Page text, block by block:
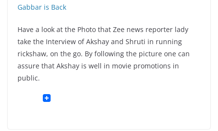
Gabbar is Back
Have a look at the Photo that Zee news reporter lady
take the Interview of Akshay and Shruti in running
rickshaw, on the go. By following the picture one can
assure that Akshay is well in movie promotions in
public.